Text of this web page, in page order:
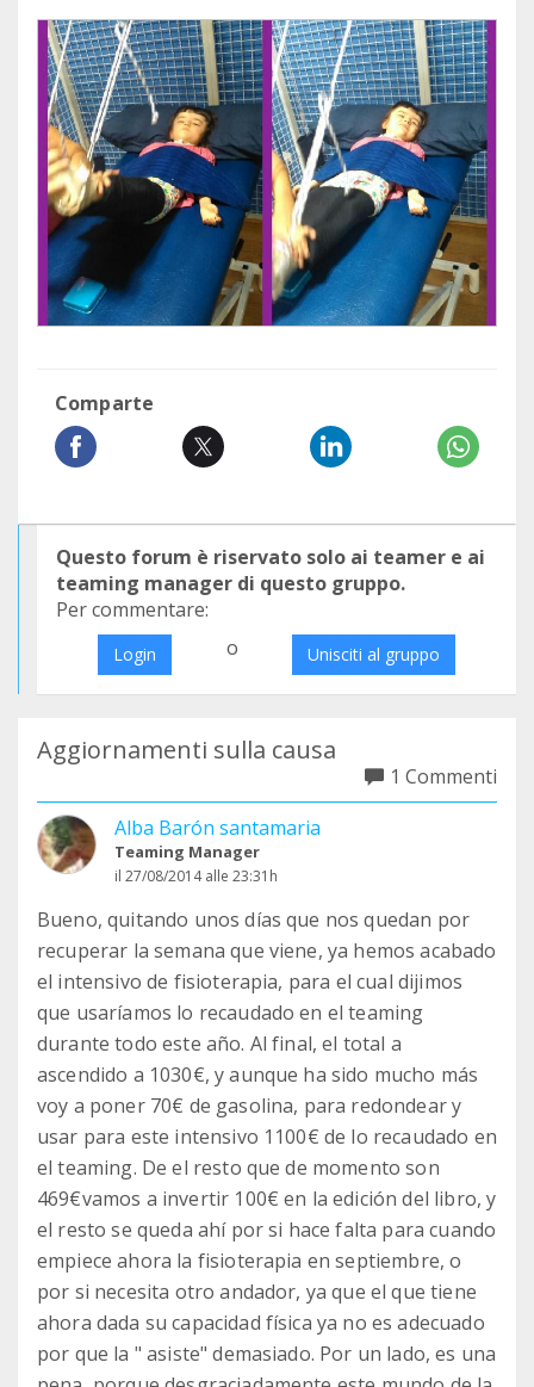
Comparte
Questo forum è riservato solo ai teamer e ai
teaming manager di questo gruppo.
Per commentare:
Login o Unisciti al gruppo
Aggiornamenti sulla causa
1 Commenti
Alba Barón santamaria
Teaming Manager
il 27/08/2014 alle 23:31h
Bueno, quitando unos días que nos quedan por
recuperar la semana que viene, ya hemos acabado
el intensivo de fisioterapia, para el cual dijimos
que usaríamos lo recaudado en el teaming
durante todo este año. Al final, el total a
ascendido a 1030€, y aunque ha sido mucho más
voy a poner 70€ de gasolina, para redondear y
usar para este intensivo 1100€ de lo recaudado en
el teaming. De el resto que de momento son
469€vamos a invertir 100€ en la edición del libro, y
el resto se queda ahí por si hace falta para cuando
empiece ahora la fisioterapia en septiembre, o
por si necesita otro andador, ya que el que tiene
ahora dada su capacidad física ya no es adecuado
por que la " asiste" demasiado. Por un lado, es una